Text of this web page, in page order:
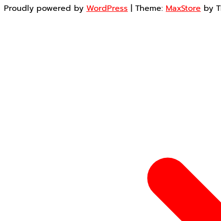
Proudly powered by WordPress | Theme: MaxStore by